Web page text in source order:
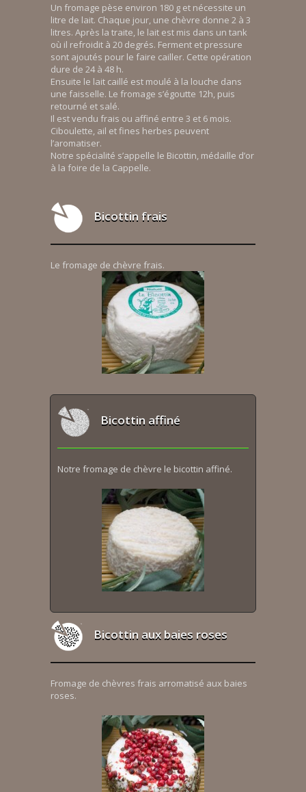
Un fromage pèse environ 180 g et nécessite un
litre de lait. Chaque jour, une chèvre donne 2 à 3
litres. Après la traite, le lait est mis dans un tank
où il refroidit à 20 degrés. Ferment et pressure
sont ajoutés pour le faire cailler. Cette opération
dure de 24 à 48 h.
Ensuite le lait caillé est moulé à la louche dans
une faisselle. Le fromage s’égoutte 12h, puis
retourné et salé.
Il est vendu frais ou affiné entre 3 et 6 mois.
Ciboulette, ail et fines herbes peuvent
l’aromatiser.
Notre spécialité s’appelle le Bicottin, médaille d’or
à la foire de la Cappelle.
Bicottin frais
Le fromage de chèvre frais.
Bicottin affiné
Notre fromage de chèvre le bicottin affiné.
Bicottin aux baies roses
Fromage de chèvres frais arromatisé aux baies
roses.